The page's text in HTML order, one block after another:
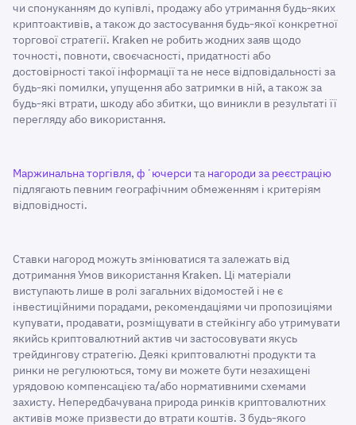
чи спонуканням до купівлі, продажу або утримання будь-яких
криптоактивів, а також до застосування будь-якої конкретної
торгової стратегії. Kraken не робить жодних заяв щодо
точності, повноти, своєчасності, придатності або
достовірності такої інформації та не несе відповідальності за
будь-які помилки, упущення або затримки в ній, а також за
будь-які втрати, шкоду або збитки, що виникли в результаті її
перегляду або використання.
Маржинальна торгівля, фʼючерси та нагороди за реєстрацію
підлягають певним географічним обмеженням і критеріям
відповідності.
Ставки нагород можуть змінюватися та залежать від
дотримання Умов використання Kraken. Ці матеріали
виступають лише в ролі загальних відомостей і не є
інвестиційними порадами, рекомендаціями чи пропозиціями
купувати, продавати, розміщувати в стейкінгу або утримувати
якийсь криптовалютний актив чи застосовувати якусь
трейдингову стратегію. Деякі криптовалютні продукти та
ринки не регулюються, тому ви можете бути незахищені
урядовою компенсацією та/або нормативними схемами
захисту. Непередбачувана природа ринків криптовалютних
активів може призвести до втрати коштів. З будь-якого